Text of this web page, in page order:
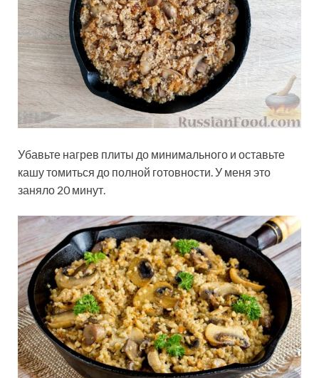
Убавьте нагрев плиты до минимального и оставьте
кашу томиться до полной готовности. У меня это
заняло 20 минут.